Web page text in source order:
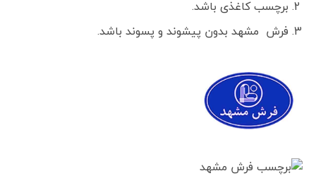
برچسب کاغذی باشد.
فرش مشهد بدون پیشوند و پسوند باشد.